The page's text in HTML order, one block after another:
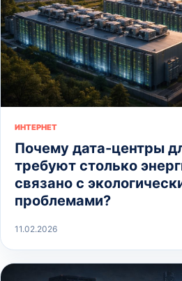
ИНТЕРНЕТ
Почему дата-центры
требуют столько
связано с
проблемами?
11.02.2026